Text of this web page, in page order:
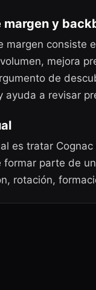
margen y
margen consiste
mejora
de
ayuda a revisar
es tratar
formar parte de
rotación,